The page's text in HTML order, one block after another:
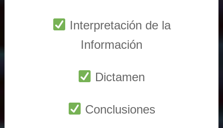
Interpretación de la
Información
Dictamen
Conclusiones